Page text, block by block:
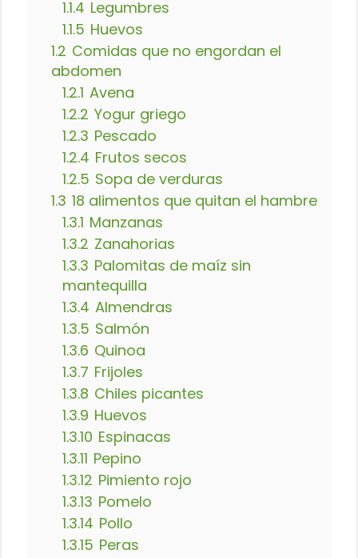
1.1.4 Legumbres
1.1.5 Huevos
1.2 Comidas que no engordan el
abdomen
1.2.1 Avena
1.2.2 Yogur griego
1.2.3 Pescado
1.2.4 Frutos secos
1.2.5 Sopa de verduras
1.3 18 alimentos que quitan el hambre
1.3.1 Manzanas
1.3.2 Zanahorias
1.3.3 Palomitas de maíz sin
mantequilla
1.3.4 Almendras
1.3.5 Salmón
1.3.6 Quinoa
1.3.7 Frijoles
1.3.8 Chiles picantes
1.3.9 Huevos
1.3.10 Espinacas
1.3.11 Pepino
1.3.12 Pimiento rojo
1.3.13 Pomelo
1.3.14 Pollo
1.3.15 Peras